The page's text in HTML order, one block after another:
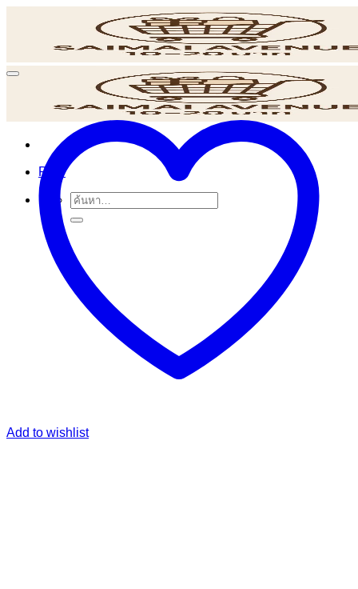
เนื้อหา
POS
ค้นหา:
Add to wishlist